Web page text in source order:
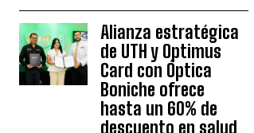
Alianza estratégica
de UTH y Optimus
Card con Óptica
Boniche ofrece
hasta un 60% de
descuento en salud